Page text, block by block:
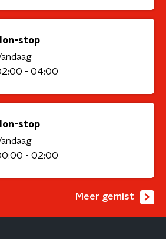
stop
- 04:00
stop
- 02:00
Meer gemist